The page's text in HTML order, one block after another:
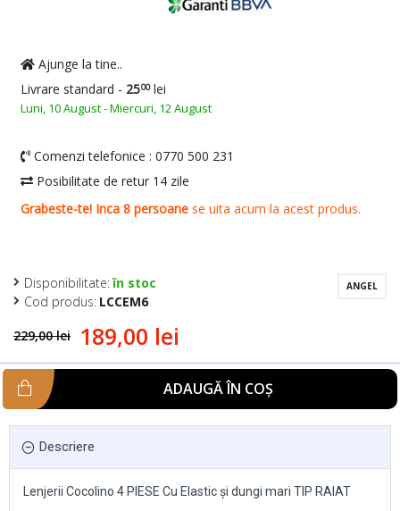
229,00 lei 189,00 lei
Disponibilitate:în stoc
Cod produs: LCCEM6
ANGEL
ADAUGĂ ÎN COŞ
Descriere
Lenjerii Cocolino 4 PIESE Cu Elastic și dungi mari TIP RAIAT